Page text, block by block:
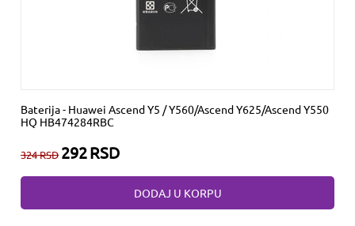
Baterija - Huawei Ascend Y5 / Y560/Ascend Y625/Ascend Y550
HQ HB474284RBC
324RSD 292RSD
DODAJ U KORPU